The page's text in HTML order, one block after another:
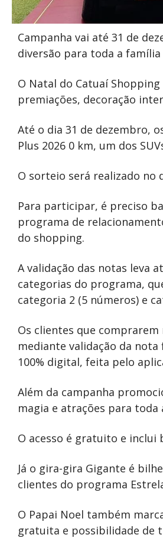
Campanha vai até 31 de
diversão para toda a família
O Natal do Catuaí
premiações, decoração
Até o dia 31 de dezembro,
Plus 2026 0 km, um dos
O sorteio será realizado no
Para participar, é preciso
programa de
do shopping.
A validação das notas leva
categorias do programa,
categoria 2 (5 números) e
Os clientes que
mediante validação da
100% digital, feita pelo
Além da campanha
magia e atrações para toda
O acesso é gratuito e inclui
Já o gira-gira Gigante é
clientes do programa
O Papai Noel também
gratuita e possibilidade de